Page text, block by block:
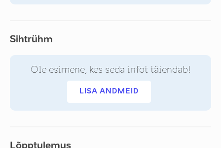
Sihtrühm
Ole esimene, kes seda infot täiendab!
LISA ANDMEID
Lõpptulemus